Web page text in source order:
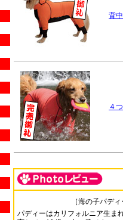
背
４
［海の子パディ
パディーはカリフォルニア生ま